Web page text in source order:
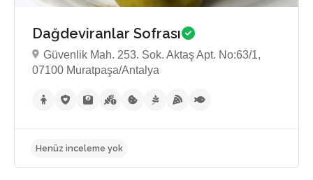
Dağdeviranlar Sofrası
Güvenlik Mah. 253. Sok. Aktaş Apt. No:63/1,
07100 Muratpaşa/Antalya